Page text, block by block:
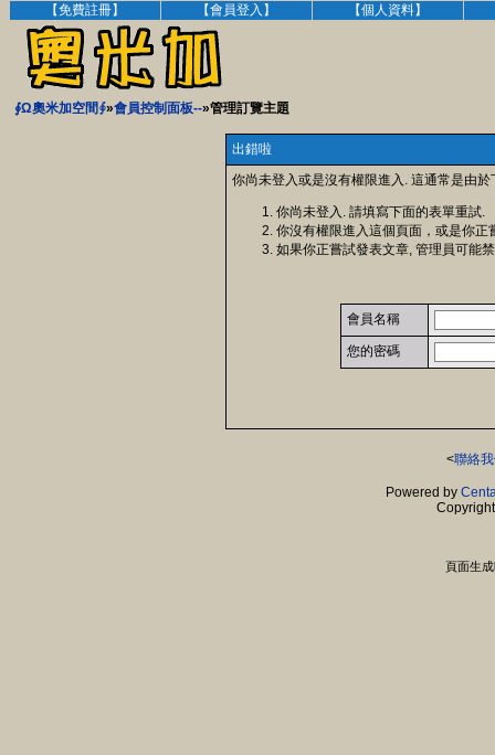
【免費註冊】 【會員登入】 【個人資料】
∮Ω奧米加空間∮»會員控制面板--»管理訂覽主題
出錯啦
你尚未登入或是沒有權限進入. 這通常是由於
你尚未登入. 請填寫下面的表單重試.
你沒有權限進入這個頁面，或是你
如果你正嘗試發表文章, 管理員可能
會員名稱
您的密碼
<聯絡
Powered by
頁面生